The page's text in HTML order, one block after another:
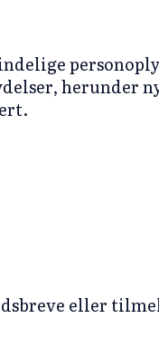
herunder
eller